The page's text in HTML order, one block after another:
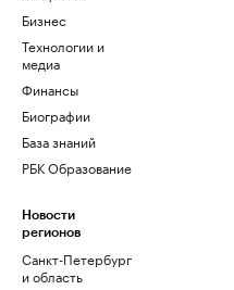
Бизнес
Технологии и
медиа
Финансы
Биографии
База знаний
РБК Образование
Новости
регионов
Санкт-Петербург
и область